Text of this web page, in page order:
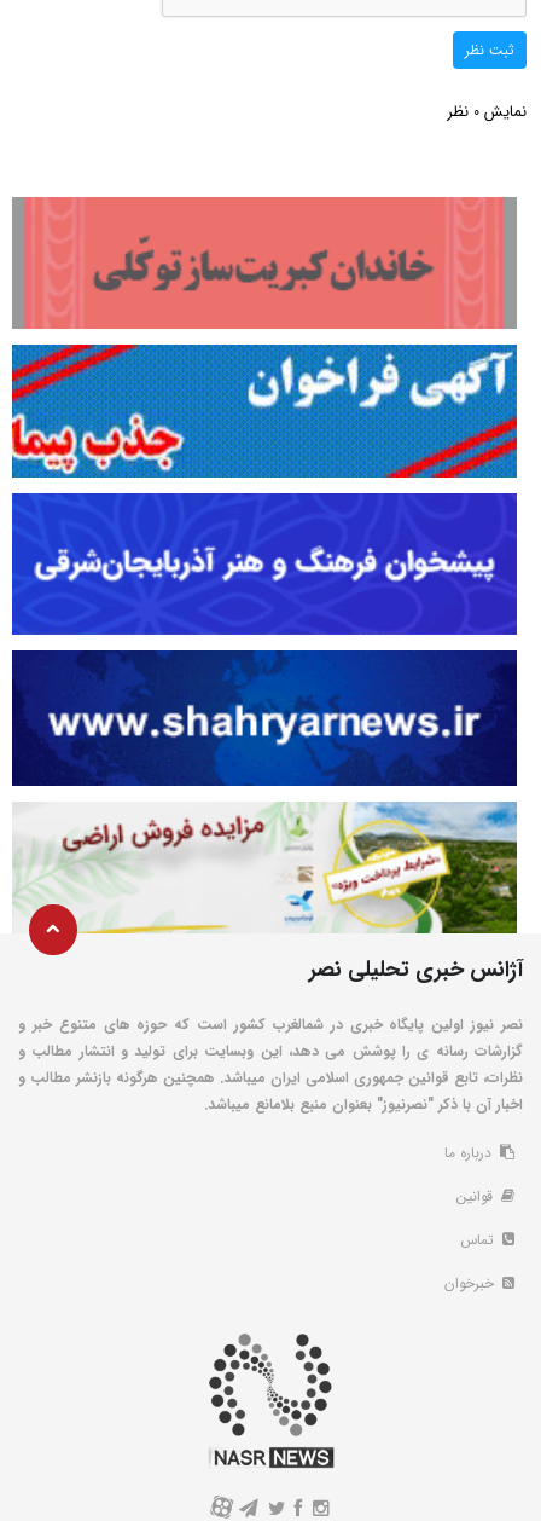
ثبت نظر
نمایش 0 نظر
آژانس خبری تحلیلی نصر
نصر نیوز اولین پایگاه خبری در شمالغرب کشور است که حوزه های متنوع خبر و
گزارشات رسانه ی را پوشش می دهد، این وبسایت برای تولید و انتشار مطالب و
نظرات، تابع قوانین جمهوری اسلامی ایران میباشد. همچنین هرگونه بازنشر مطالب و
اخبار آن با ذکر "نصرنیوز" بعنوان منبع بلامانع میباشد.
درباره ما
قوانین
تماس
خبرخوان
A